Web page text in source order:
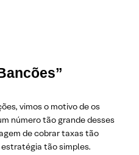
vimos o motivo de os
número tão grande desses
de cobrar taxas tão
tão simples.